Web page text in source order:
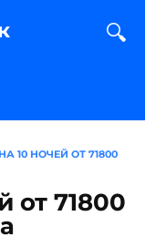
10 НОЧЕЙ ОТ 71800
от 71800